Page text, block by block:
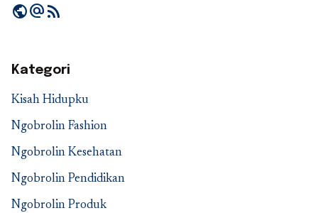
publicalternate_emailrss_feed
Kategori
Kisah Hidupku
Ngobrolin Fashion
Ngobrolin Kesehatan
Ngobrolin Pendidikan
Ngobrolin Produk